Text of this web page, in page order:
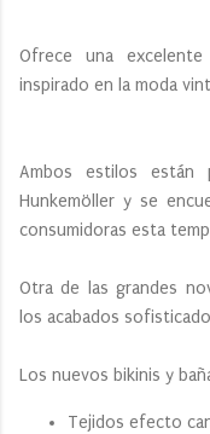
Ofrece una
inspirado en la moda
Ambos estilos están
Hunkemöller y se
consumidoras esta
Otra de las grandes
los acabados
Los nuevos bikinis y
Tejidos efecto